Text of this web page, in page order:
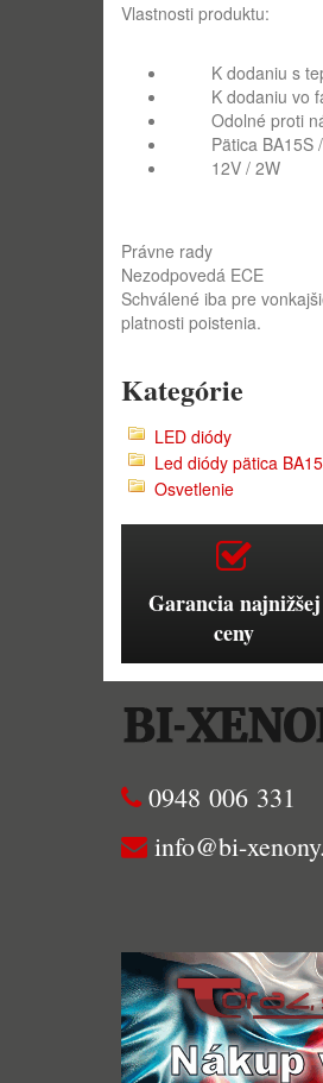
Vlastnosti produktu:
K dodaniu s
K dodaniu vo
Odolné proti
Pätica BA15S
12V / 2W
Právne rady
Nezodpovedá ECE
Schválené iba pre
platnosti poistenia.
Kategórie
LED diódy
Led diódy pätica
Osvetlenie
Garancia najnižšej
ceny
0948 006 331
info@bi-